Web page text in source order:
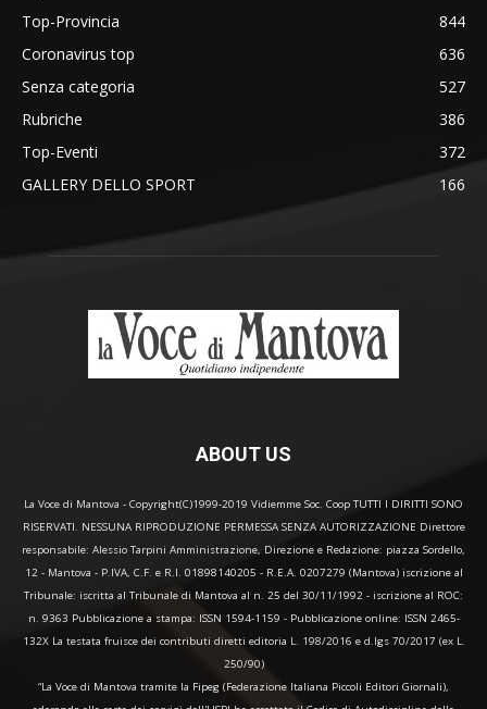
Top-Provincia
844
Coronavirus top
636
Senza categoria
527
Rubriche
386
Top-Eventi
372
GALLERY DELLO SPORT
166
ABOUT US
La Voce di Mantova - Copyright(C)1999-2019 Vidiemme Soc. Coop TUTTI I DIRITTI SONO
RISERVATI. NESSUNA RIPRODUZIONE PERMESSA SENZA AUTORIZZAZIONE Direttore
responsabile: Alessio Tarpini Amministrazione, Direzione e Redazione: piazza Sordello,
12 - Mantova - P.IVA, C.F. e R.I. 01898140205 - R.E.A. 0207279 (Mantova) iscrizione al
Tribunale: iscritta al Tribunale di Mantova al n. 25 del 30/11/1992 - iscrizione al ROC:
n. 9363 Pubblicazione a stampa: ISSN 1594-1159 - Pubblicazione online: ISSN 2465-
132X La testata fruisce dei contributi diretti editoria L. 198/2016 e d.lgs 70/2017 (ex L.
250/90)
“La Voce di Mantova tramite la Fipeg (Federazione Italiana Piccoli Editori Giornali),